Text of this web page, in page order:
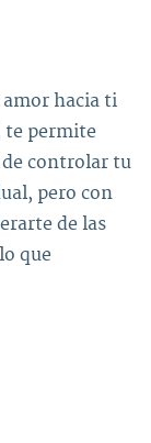
hacia ti
te permite
controlar tu
pero con
de las
que